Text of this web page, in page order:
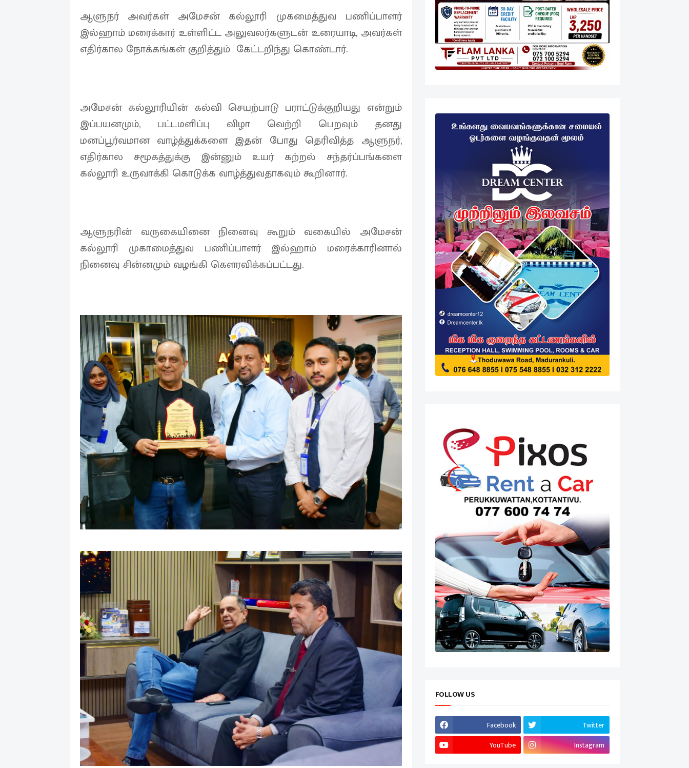
ஆளுநர் அவர்கள் அமேசன் கல்லூரி முகமைத்துவ பணிப்பாளர்
இல்ஹாம் மரைக்கார் உள்ளிட்ட அலுவலர்களுடன் உரையாடி, அவர்கள்
எதிர்கால நோக்கங்கள் குறித்தும் கேட்டறிந்து கொண்டார்.
அமேசன் கல்லூரியின் கல்வி செயற்பாடு பராட்டுக்குறியது என்றும்
இப்பயனமும், பட்டமளிப்பு விழா வெற்றி பெறவும் தனது
மனப்பூர்வமான வாழ்த்துக்களை இதன் போது தெரிவித்த ஆளுநர்,
எதிர்கால சமூகத்துக்கு இன்னும் உயர் கற்றல் சந்தர்ப்பங்களை
கல்லூரி உருவாக்கி கொடுக்க வாழ்த்துவதாகவும் கூறினார்.
ஆளுநரின் வருகையினை நினைவு கூறும் வகையில் அமேசன்
கல்லூரி முகாமைத்துவ பணிப்பாளர் இல்ஹாம் மரைக்காரினால்
நினைவு சின்னமும் வழங்கி கௌரவிக்கப்பட்டது.
FOLLOW US
Facebook
Twitter
YouTube
Instagram